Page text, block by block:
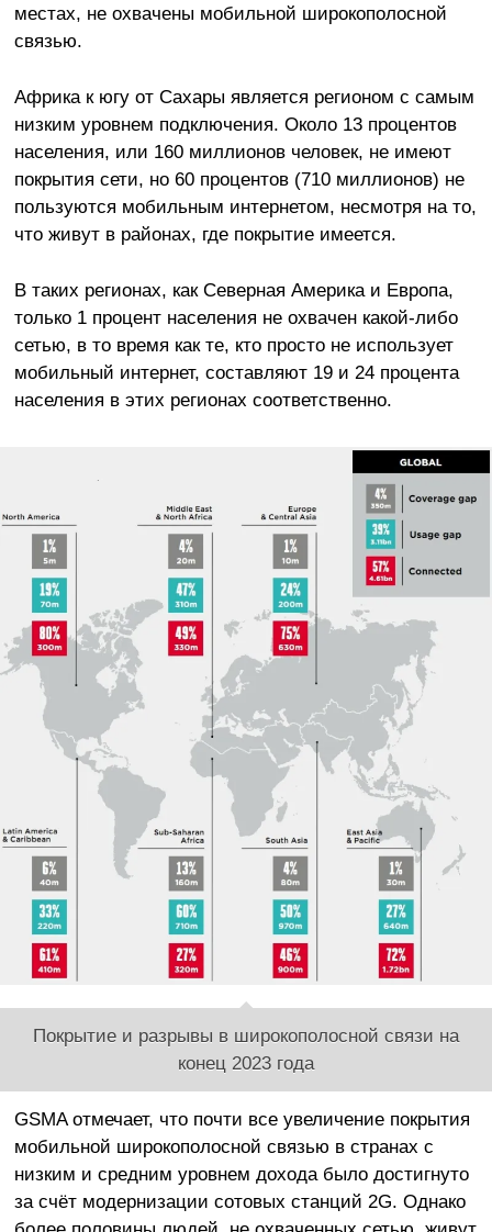
местах, не охвачены мобильной широкополосной
связью.
Африка к югу от Сахары является регионом с самым
низким уровнем подключения. Около 13 процентов
населения, или 160 миллионов человек, не имеют
покрытия сети, но 60 процентов (710 миллионов) не
пользуются мобильным интернетом, несмотря на то,
что живут в районах, где покрытие имеется.
В таких регионах, как Северная Америка и Европа,
только 1 процент населения не охвачен какой-либо
сетью, в то время как те, кто просто не использует
мобильный интернет, составляют 19 и 24 процента
населения в этих регионах соответственно.
Покрытие и разрывы в широкополосной связи на
конец 2023 года
GSMA отмечает, что почти все увеличение покрытия
мобильной широкополосной связью в странах с
низким и средним уровнем дохода было достигнуто
за счёт модернизации сотовых станций 2G. Однако